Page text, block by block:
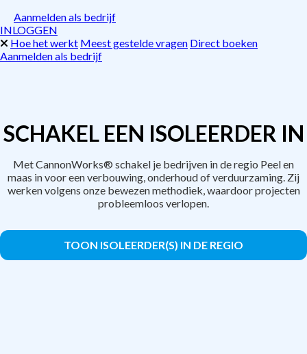
Aanmelden als bedrijf
INLOGGEN
Hoe het werkt Meest gestelde vragen Direct boeken
Aanmelden als bedrijf
SCHAKEL EEN ISOLEERDER IN
Met CannonWorks® schakel je bedrijven in de regio Peel en
maas in voor een verbouwing, onderhoud of verduurzaming. Zij
werken volgens onze bewezen methodiek, waardoor projecten
probleemloos verlopen.
TOON ISOLEERDER(S) IN DE REGIO